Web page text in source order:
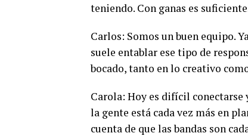
teniendo. Con ganas es
Carlos: Somos un buen equipo.
suele entablar ese tipo de
bocado, tanto en lo creativo
Carola: Hoy es difícil
la gente está cada vez más en
cuenta de que las bandas son